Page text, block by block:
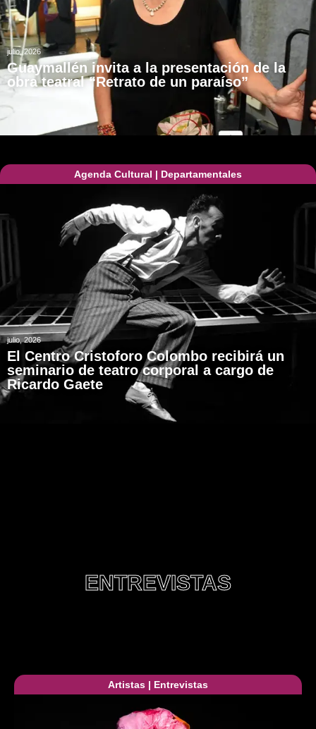
julio, 2026
Guaymallén invita a la presentación de la
obra teatral “Retrato de un paraíso”
Agenda Cultural | Departamentales
julio, 2026
El Centro Cristoforo Colombo recibirá un
seminario de teatro corporal a cargo de
Ricardo Gaete
ENTREVISTAS
Artistas | Entrevistas